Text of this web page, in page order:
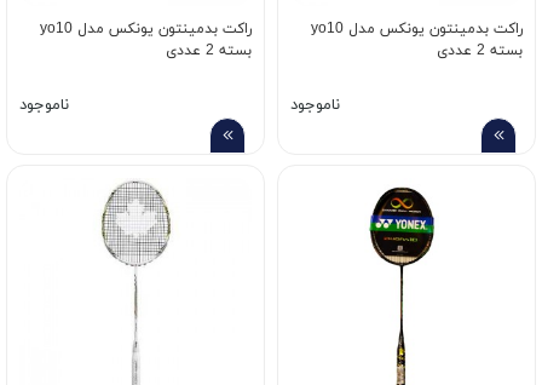
راکت بدمینتون یونکس مدل yo10
بسته 2 عددی
ناموجود
راکت بدمینتون یونکس مدل yo10
بسته 2 عددی
ناموجود